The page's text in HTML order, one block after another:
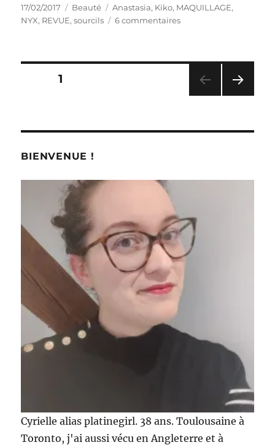
Publié
le
17/02/2017 Catégories
Beauté Étiquettes
Anastasia, Kiko, MAQUILLAGE,
NYX, REVUE,sourcils 6 commentairessur
Crayon
pour
Micro
Pagination
publications
PAGE1
ANT
BIENVENUE !
Cyrielle alias platinegirl. 38 ans. Toulousaine à
Toronto, j'ai aussi vécu en Angleterre et à